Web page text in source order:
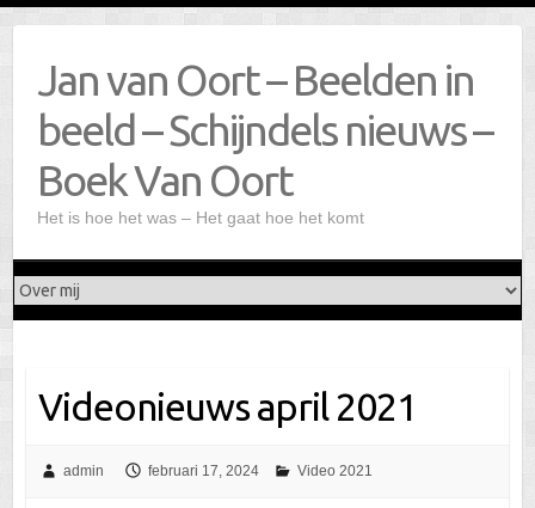
Jan van Oort – Beelden in
beeld – Schijndels nieuws –
Boek Van Oort
Het is hoe het was – Het gaat hoe het komt
Videonieuws april 2021
admin februari 17, 2024 Video 2021